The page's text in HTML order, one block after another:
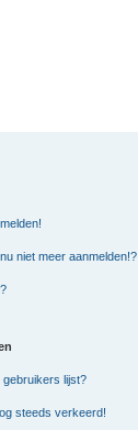
niet meer aanmelden!?
gebruikers lijst?
steeds verkeerd!